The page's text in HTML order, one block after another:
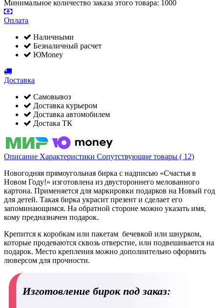
Минимальное количество заказа этого товара: 1000
Оплата
Наличными
Безналичный расчет
ЮMoney
Доставка
Самовывоз
Доставка курьером
Доставка автомобилем
Достака ТК
Описание Характеристики Сопутствующие товары ( 12)
Новогодняя прямоугольная бирка с надписью «Счастья в
Новом Году!» изготовлена из двустороннего мелованного
картона. Применяется для маркировки подарков на Новый год
для детей. Такая бирка украсит презент и сделает его
запоминающимся. На обратной стороне можно указать имя,
кому предназначен подарок.
Крепится к коробкам или пакетам бечевкой или шнурком,
которые продеваются сквозь отверстие, или подвешивается на
подарок. Место крепления можно дополнительно оформить
люверсом для прочности.
Изготовление бирок под заказ: